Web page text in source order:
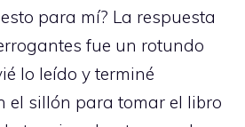
para mí? La respuesta
fue un rotundo
lo leído y terminé
el sillón para tomar el libro